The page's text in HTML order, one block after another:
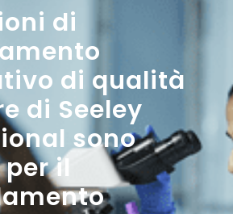
di
di qualità
di Seeley
sono
il